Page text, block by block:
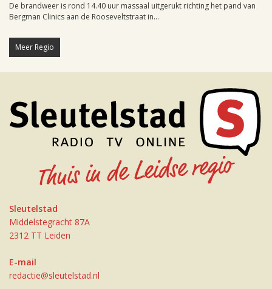
De brandweer is rond 14.40 uur massaal uitgerukt richting het pand van
Bergman Clinics aan de Rooseveltstraat in...
Meer Regio
Sleutelstad
Middelstegracht 87A
2312 TT Leiden
E-mail
redactie@sleutelstad.nl